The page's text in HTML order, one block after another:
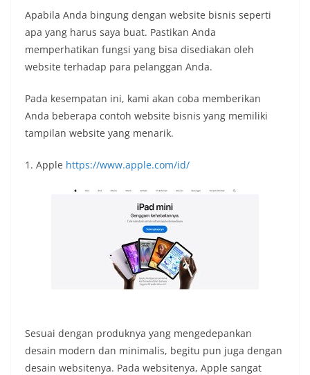
Apabila Anda bingung dengan website bisnis seperti
apa yang harus saya buat. Pastikan Anda
memperhatikan fungsi yang bisa disediakan oleh
website terhadap para pelanggan Anda.
Pada kesempatan ini, kami akan coba memberikan
Anda beberapa contoh website bisnis yang memiliki
tampilan website yang menarik.
1. Apple https://www.apple.com/id/
Sesuai dengan produknya yang mengedepankan
desain modern dan minimalis, begitu pun juga dengan
desain websitenya. Pada websitenya, Apple sangat